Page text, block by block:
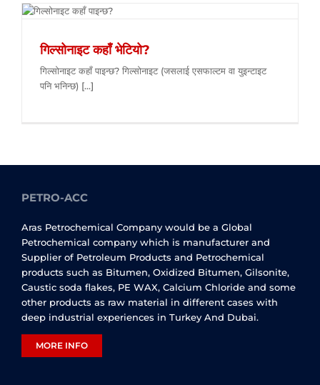
गिल्सोनाइट कहाँ भेटियो?
गिल्सोनाइट कहाँ पाइन्छ? गिल्सोनाइट (जसलाई एसफाल्टम वा युइन्टाइट
पनि भनिन्छ) [...]
PETRO-ACC
Aras Petrochemical Company would be a Global
Petrochemical company which is manufacturer and
Supplier of Petroleum Products and Petrochemical
products such as Bitumen, Oxidized Bitumen, Gilsonite,
Caustic soda flakes, PE WAX, Calcium Chloride and some
other products as raw material in different cases with
deep industrial experiences in Turkey And Dubai.
MORE INFO